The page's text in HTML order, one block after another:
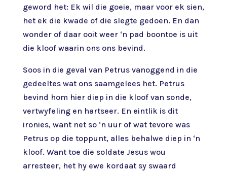
geword het: Ek wil die goeie, maar voor ek sien,
het ek die kwade of die slegte gedoen. En dan
wonder of daar ooit weer ‘n pad boontoe is uit
die kloof waarin ons ons bevind.
Soos in die geval van Petrus vanoggend in die
gedeeltes wat ons saamgelees het. Petrus
bevind hom hier diep in die kloof van sonde,
vertwyfeling en hartseer. En eintlik is dit
ironies, want net so ‘n uur of wat tevore was
Petrus op die toppunt, alles behalwe diep in ‘n
kloof. Want toe die soldate Jesus wou
arresteer, het hy ewe kordaat sy swaard